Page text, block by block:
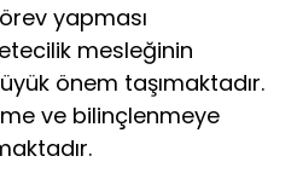
yapması
mesleğinin
önem taşımaktadır.
ve bilinçlenmeye